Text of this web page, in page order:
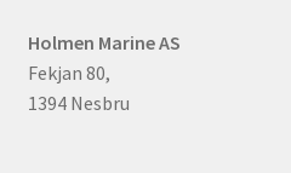
Holmen Marine AS
Fekjan 80,
1394 Nesbru